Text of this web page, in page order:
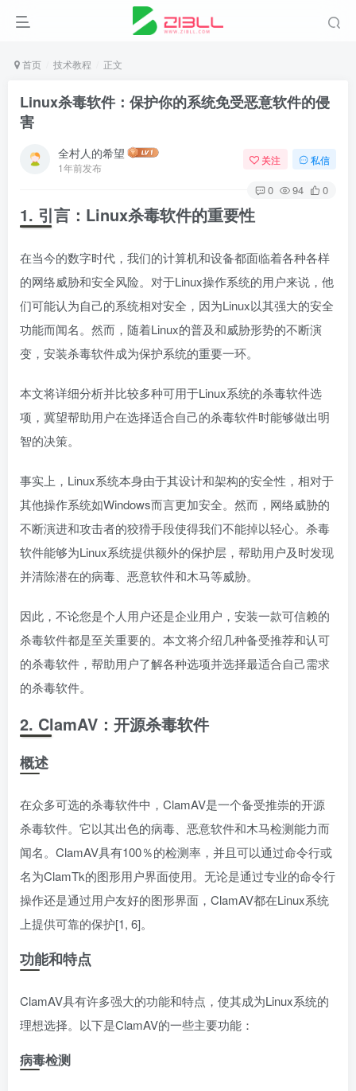
首页 技术教程 正文
Linux杀毒软件：保护你的系统免受恶意软件的侵
害
全村人的希望
1年前发布
关注 私信
0 94 0
1. 引言：Linux杀毒软件的重要性
在当今的数字时代，我们的计算机和设备都面临着各种各样
的网络威胁和安全风险。对于Linux操作系统的用户来说，他
们可能认为自己的系统相对安全，因为Linux以其强大的安全
功能而闻名。然而，随着Linux的普及和威胁形势的不断演
变，安装杀毒软件成为保护系统的重要一环。
本文将详细分析并比较多种可用于Linux系统的杀毒软件选
项，冀望帮助用户在选择适合自己的杀毒软件时能够做出明
智的决策。
事实上，Linux系统本身由于其设计和架构的安全性，相对于
其他操作系统如Windows而言更加安全。然而，网络威胁的
不断演进和攻击者的狡猾手段使得我们不能掉以轻心。杀毒
软件能够为Linux系统提供额外的保护层，帮助用户及时发现
并清除潜在的病毒、恶意软件和木马等威胁。
因此，不论您是个人用户还是企业用户，安装一款可信赖的
杀毒软件都是至关重要的。本文将介绍几种备受推荐和认可
的杀毒软件，帮助用户了解各种选项并选择最适合自己需求
的杀毒软件。
2. ClamAV：开源杀毒软件
概述
在众多可选的杀毒软件中，ClamAV是一个备受推崇的开源
杀毒软件。它以其出色的病毒、恶意软件和木马检测能力而
闻名。ClamAV具有100％的检测率，并且可以通过命令行或
名为ClamTk的图形用户界面使用。无论是通过专业的命令行
操作还是通过用户友好的图形界面，ClamAV都在Linux系统
上提供可靠的保护[1, 6]。
功能和特点
ClamAV具有许多强大的功能和特点，使其成为Linux系统的
理想选择。以下是ClamAV的一些主要功能：
病毒检测